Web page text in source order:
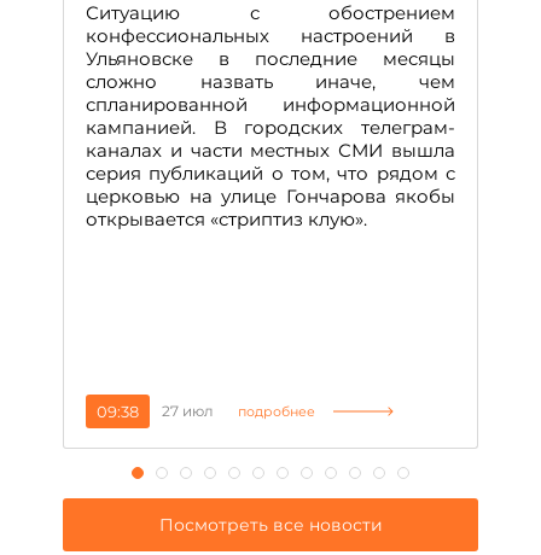
Ситуацию с обострением
конфессиональных настроений в
Ульяновске в последние месяцы
сложно назвать иначе, чем
спланированной информационной
кампанией. В городских телеграм-
каналах и части местных СМИ вышла
серия публикаций о том, что рядом с
церковью на улице Гончарова якобы
открывается «стриптиз клую».
09:38 27 июл подробнее
Посмотреть все новости